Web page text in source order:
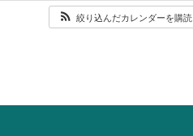
絞り込んだカレンダーを購読